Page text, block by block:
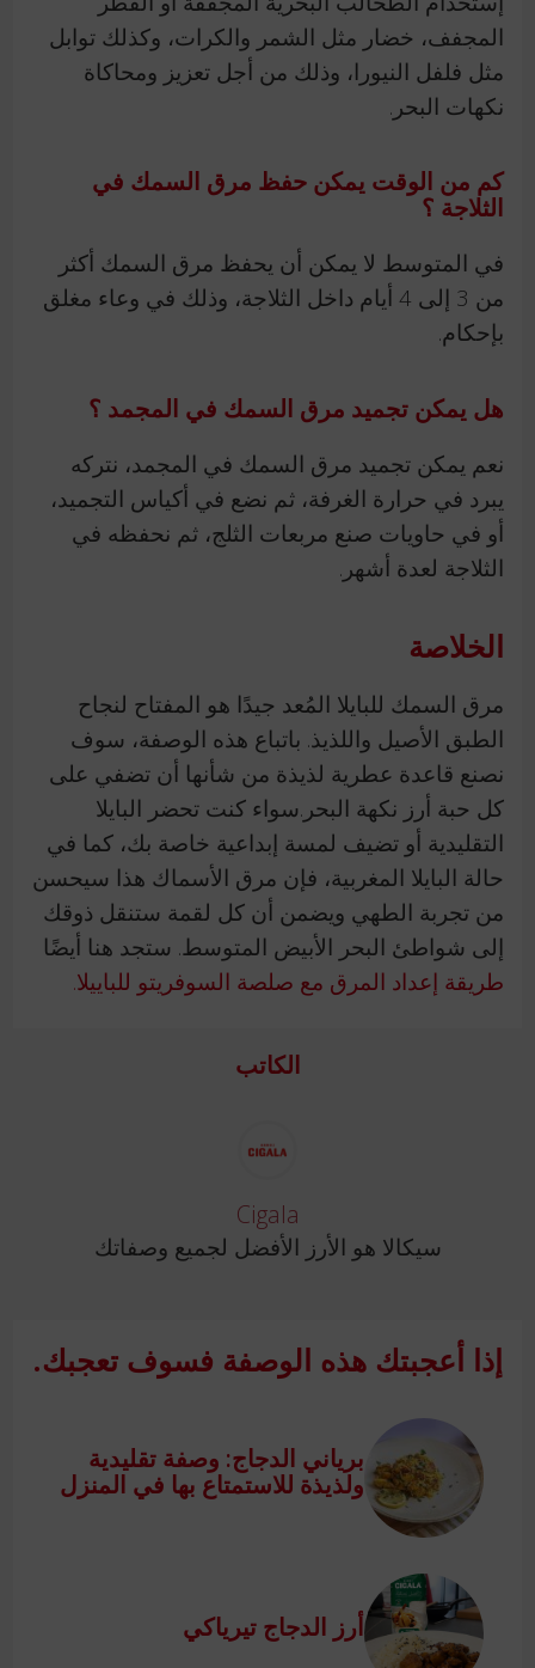
المجفف، خضار مثل الشمر والكرات، وكذلك توابل
مثل فلفل النيورا، وذلك من أجل تعزيز ومحاكاة
نكهات البحر.
كم من الوقت يمكن حفظ مرق السمك في
الثلاجة ؟
في المتوسط لا يمكن أن يحفظ مرق السمك أكثر
من 3 إلى 4 أيام داخل الثلاجة، وذلك في وعاء مغلق
بإحكام.
هل يمكن تجميد مرق السمك في المجمد ؟
نعم يمكن تجميد مرق السمك في المجمد، نتركه
يبرد في حرارة الغرفة، ثم نضع في أكياس التجميد،
أو في حاويات صنع مربعات الثلج، ثم نحفظه في
الثلاجة لعدة أشهر.
الخلاصة
مرق السمك للبايلا المُعد جيدًا هو المفتاح لنجاح
الطبق الأصيل واللذيذ. باتباع هذه الوصفة، سوف
نصنع قاعدة عطرية لذيذة من شأنها أن تضفي على
كل حبة أرز نكهة البحر.سواء كنت تحضر البايلا
التقليدية أو تضيف لمسة إبداعية خاصة بك، كما في
حالة البايلا المغربية، فإن مرق الأسماك هذا سيحسن
من تجربة الطهي ويضمن أن كل لقمة ستنقل ذوقك
إلى شواطئ البحر الأبيض المتوسط. ستجد هنا أيضًا
طريقة إعداد المرق مع صلصة السوفريتو للباييلا.
الكاتب
Cigala
سيكالا هو الأرز الأفضل لجميع وصفاتك
إذا أعجبتك هذه الوصفة فسوف تعجبك.
برياني الدجاج: وصفة تقليدية
ولذيذة للاستمتاع بها في المنزل
أرز الدجاج تيرياكي